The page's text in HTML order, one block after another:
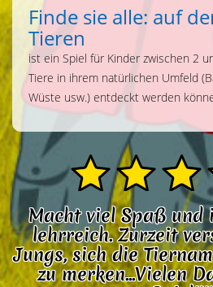
Finde sie alle: auf
Tieren
ist ein Spiel für Kinder zwischen 2
Tiere in ihrem natürlichen Umfeld
Wüste usw.) entdeckt werden
Macht viel Spaß und
lehrreich. Zurzeit
Jungs, sich die
zu merken...Vielen